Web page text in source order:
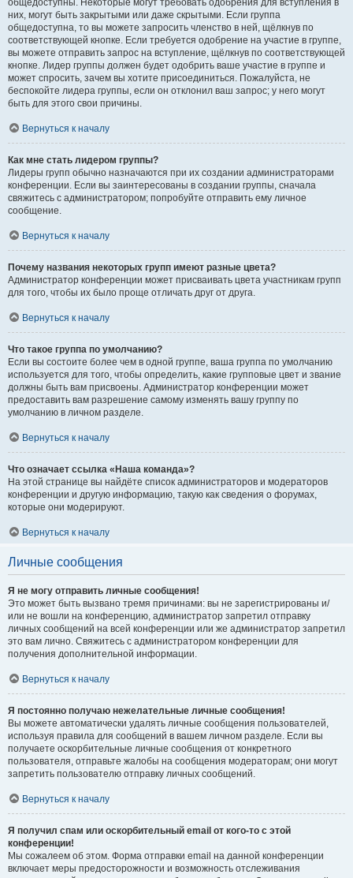
общедоступны. Некоторые могут требовать одобрения для вступления в
них, могут быть закрытыми или даже скрытыми. Если группа
общедоступна, то вы можете запросить членство в ней, щёлкнув по
соответствующей кнопке. Если требуется одобрение на участие в группе,
вы можете отправить запрос на вступление, щёлкнув по соответствующей
кнопке. Лидер группы должен будет одобрить ваше участие в группе и
может спросить, зачем вы хотите присоединиться. Пожалуйста, не
беспокойте лидера группы, если он отклонил ваш запрос; у него могут
быть для этого свои причины.
Вернуться к началу
Как мне стать лидером группы?
Лидеры групп обычно назначаются при их создании администраторами
конференции. Если вы заинтересованы в создании группы, сначала
свяжитесь с администратором; попробуйте отправить ему личное
сообщение.
Вернуться к началу
Почему названия некоторых групп имеют разные цвета?
Администратор конференции может присваивать цвета участникам групп
для того, чтобы их было проще отличать друг от друга.
Вернуться к началу
Что такое группа по умолчанию?
Если вы состоите более чем в одной группе, ваша группа по умолчанию
используется для того, чтобы определить, какие групповые цвет и звание
должны быть вам присвоены. Администратор конференции может
предоставить вам разрешение самому изменять вашу группу по
умолчанию в личном разделе.
Вернуться к началу
Что означает ссылка «Наша команда»?
На этой странице вы найдёте список администраторов и модераторов
конференции и другую информацию, такую как сведения о форумах,
которые они модерируют.
Вернуться к началу
Личные сообщения
Я не могу отправить личные сообщения!
Это может быть вызвано тремя причинами: вы не зарегистрированы и/
или не вошли на конференцию, администратор запретил отправку
личных сообщений на всей конференции или же администратор запретил
это вам лично. Свяжитесь с администратором конференции для
получения дополнительной информации.
Вернуться к началу
Я постоянно получаю нежелательные личные сообщения!
Вы можете автоматически удалять личные сообщения пользователей,
используя правила для сообщений в вашем личном разделе. Если вы
получаете оскорбительные личные сообщения от конкретного
пользователя, отправьте жалобы на сообщения модераторам; они могут
запретить пользователю отправку личных сообщений.
Вернуться к началу
Я получил спам или оскорбительный email от кого-то с этой
конференции!
Мы сожалеем об этом. Форма отправки email на данной конференции
включает меры предосторожности и возможность отслеживания